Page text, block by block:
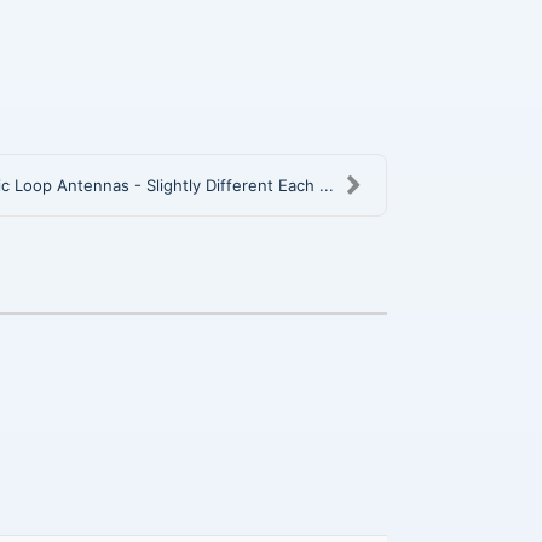
Loop Antennas - Slightly Different Each ...